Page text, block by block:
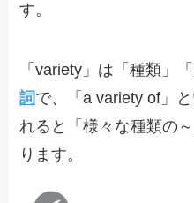
す。
「variety」は「種類」
詞 で、「a variety of」
れると「様々な種類の
ります。